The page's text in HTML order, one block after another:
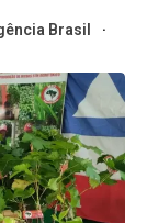
Brasil